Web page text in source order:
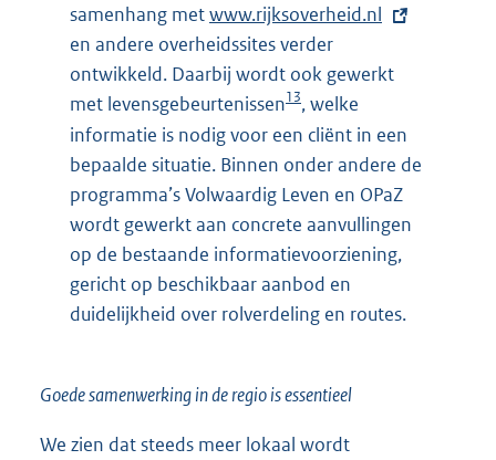
n
l
i
n
k
:
samenhang metE
x
t
e
r
n
e
l
n
k
www.rijksoverheid.nl
en andere overheidssites verder
ontwikkeld. Daarbij wordt ook gewerkt
met levensgebeurtenissen13, welke
informatie is nodig voor een cliënt in een
bepaalde situatie. Binnen onder andere de
programma’s Volwaardig Leven en OPaZ
wordt gewerkt aan concrete aanvullingen
op de bestaande informatievoorziening,
gericht op beschikbaar aanbod en
duidelijkheid over rolverdeling en routes.
Goede samenwerking in de regio is essentieel
We zien dat steeds meer lokaal wordt